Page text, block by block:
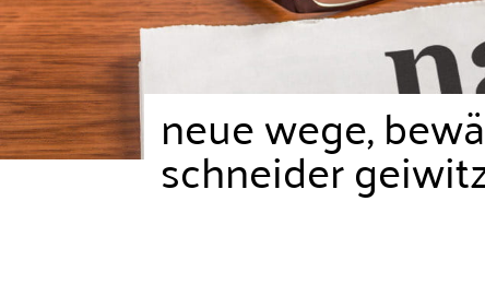
neue wege,
schneider